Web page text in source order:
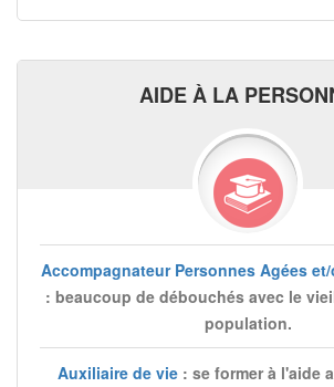
AIDE À LA
Accompagnateur Personnes Agées
: beaucoup de débouchés avec le
population.
Auxiliaire de vie : se former à l'aide